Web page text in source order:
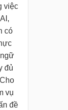
việc
có
đủ
vụ
đề